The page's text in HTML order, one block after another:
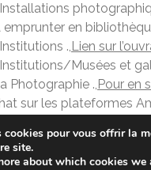
emprunter en
., Lien sur
Musées et
Photographie ., Pour en
sur les plateformes
et la vision humaine .,
libraire.}
cookies pour vous offrir la
site.
about which cookies we